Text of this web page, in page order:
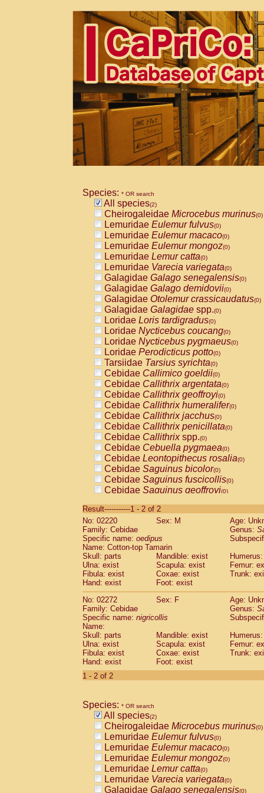
Species: * OR search
All species(2)
Cheirogaleidae Microcebus murinus(0)
Lemuridae Eulemur fulvus(0)
Lemuridae Eulemur macaco(0)
Lemuridae Eulemur mongoz(0)
Lemuridae Lemur catta(0)
Lemuridae Varecia variegata(0)
Galagidae Galago senegalensis(0)
Galagidae Galago demidovii(0)
Galagidae Otolemur crassicaudatus(0)
Galagidae Galagidae spp.(0)
Loridae Loris tardigradus(0)
Loridae Nycticebus coucang(0)
Loridae Nycticebus pygmaeus(0)
Loridae Perodicticus potto(0)
Tarsiidae Tarsius syrichta(0)
Cebidae Callimico goeldii(0)
Cebidae Callithrix argentata(0)
Cebidae Callithrix geoffroyi(0)
Cebidae Callithrix humeralifer(0)
Cebidae Callithrix jacchus(0)
Cebidae Callithrix penicillata(0)
Cebidae Callithrixspp.(0)
Cebidae Cebuella pygmaea(0)
Cebidae Leontopithecus rosalia(0)
Cebidae Saguinus bicolor(0)
Cebidae Saguinus fuscicollis(0)
Cebidae Saguinus geoffroyi(0)
CebidaeSaguinus labiatus(0)
Cebidae Saguinus leucopus (0)
Cebidae
CebidaeSaguinus mystax
Cebidae Saguinus nigricollis (1)
Cebidae Saguinus oedipus
Cebidae Saguinus weddelli
Cebidae Saguinusspp.
Cebidae Aotus trivirgatus
Cebidae
CebidaeCebus apella
Cebidae
Cebidae Cebus nigrivittatus
Cebidae Cebusspp.(0)
Cebidae Saimiri boliviensis
CebidaeSaimiri sciureus(0)
AtelidaeAlouatta caraya(0)
Atelidae Alouatta seniculus
AtelidaeAlouatta
AtelidaeAteles belzebuth(0)
AtelidaeAteles geoffroyi(0)
AtelidaeAteles paniscus(0)
AtelidaeAtelesspp. (0)
AtelidaeLagothrix lagothricha
AtelidaeLagothrix lagothricha cana
PitheciidaeCacajao calvus
Result-----------1 - 2 of 2
No: 02220
Sex: M
Age:
Family: Cebidae
Genus:
Specific name: oedipus
Name: Cotton-top Tamarin
Skull: parts
Mandible: exist
Ulna: exist
Scapula: exist
Femur:
Fibula: exist
Coxae: exist
Trunk:
Hand: exist
Foot: exist
No: 02272
Sex: F
Age:
Family: Cebidae
Genus:
Specific name: nigricollis
Name:
Skull: parts
Mandible: exist
Ulna: exist
Scapula: exist
Femur:
Fibula: exist
Coxae: exist
Trunk:
Hand: exist
Foot: exist
1 - 2 of 2
Species: * OR search
All species(2)
Cheirogaleidae Microcebus murinus(0)
Lemuridae Eulemur fulvus(0)
Lemuridae Eulemur macaco(0)
Lemuridae Eulemur mongoz(0)
Lemuridae Lemur catta(0)
Lemuridae Varecia variegata(0)
Galagidae Galago senegalensis(0)